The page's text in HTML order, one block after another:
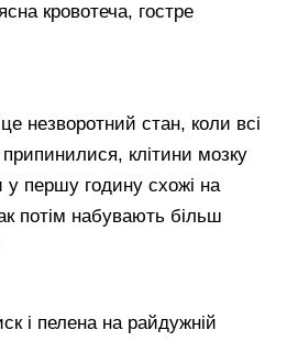
кровотеча, гостре
незворотний стан, коли всі
клітини мозку
у першу годину схожі на
потім набувають більш
і пелена на райдужній